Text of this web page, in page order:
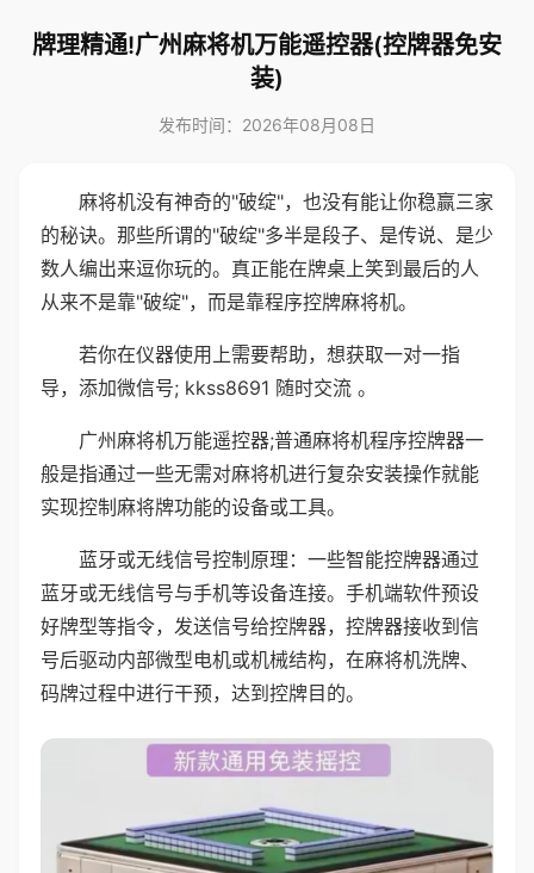
牌理精通!广州麻将机万能遥控器(控牌器免安
装)
发布时间：2026年08月08日
麻将机没有神奇的"破绽"，也没有能让你稳赢三家
的秘诀。那些所谓的"破绽"多半是段子、是传说、是少
数人编出来逗你玩的。真正能在牌桌上笑到最后的人
从来不是靠"破绽"，而是靠程序控牌麻将机。
若你在仪器使用上需要帮助，想获取一对一指
导，添加微信号; kkss8691 随时交流 。
广州麻将机万能遥控器;普通麻将机程序控牌器一
般是指通过一些无需对麻将机进行复杂安装操作就能
实现控制麻将牌功能的设备或工具。
蓝牙或无线信号控制原理：一些智能控牌器通过
蓝牙或无线信号与手机等设备连接。手机端软件预设
好牌型等指令，发送信号给控牌器，控牌器接收到信
号后驱动内部微型电机或机械结构，在麻将机洗牌、
码牌过程中进行干预，达到控牌目的。